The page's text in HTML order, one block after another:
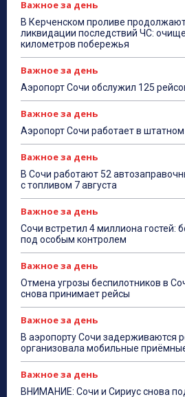
Важное за день
В Керченском проливе
ликвидации последствий ЧС:
километров побережья
Важное за день
Аэропорт Сочи обслужил 125
Важное за день
Аэропорт Сочи работает в
Важное за день
В Сочи работают 52
с топливом 7 августа
Важное за день
Сочи встретил 4 миллиона гостей:
под особым контролем
Важное за день
Отмена угрозы беспилотников в
снова принимает рейсы
Важное за день
В аэропорту Сочи задерживаются
организовала мобильные
Важное за день
ВНИМАНИЕ: Сочи и Сириус снова